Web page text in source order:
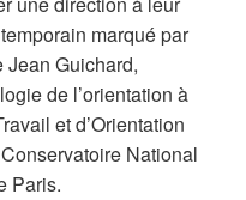
marqué par
Jean Guichard,
de l’orientation à
et d’Orientation
National
Paris.